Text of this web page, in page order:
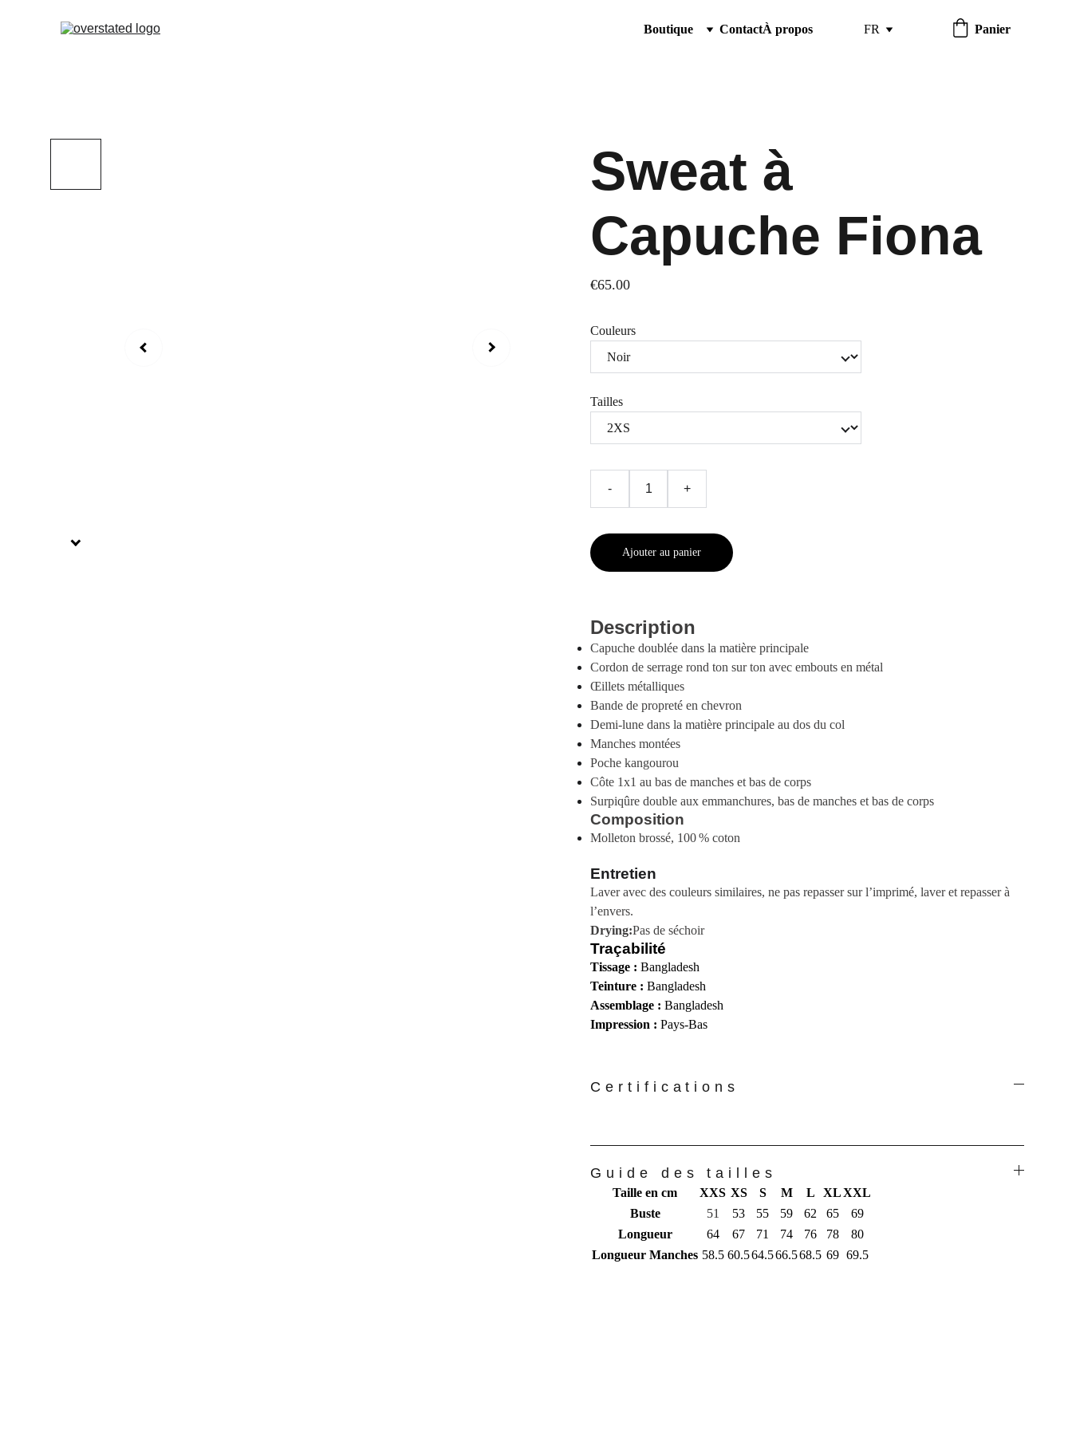
Boutique ContactÀ propos FR Panier
Sweat à
Capuche Fiona
€65.00
Couleurs
Tailles
- +
Ajouter au panier
Description
Capuche doublée dans la matière principale
Cordon de serrage rond ton sur ton avec embouts en métal
Œillets métalliques
Bande de propreté en chevron
Demi-lune dans la matière principale au dos du col
Manches montées
Poche kangourou
Côte 1x1 au bas de manches et bas de corps
Surpiqûre double aux emmanchures, bas de manches et bas de corps
Composition
Molleton brossé, 100 % coton
Entretien
Laver avec des couleurs similaires, ne pas repasser sur l’imprimé, laver et repasser à
l’envers.
Drying:Pas de séchoir
Traçabilité
Tissage : Bangladesh
Teinture : Bangladesh
Assemblage : Bangladesh
Impression : Pays-Bas
Certifications
Guide des tailles
Taille en cm XXS XS S M L XLXXL
Buste
51 53 55 59 62 65
69
Longueur
64 67 71 74 76 78
80
Longueur Manches 58.5 60.564.566.568.5 69 69.5